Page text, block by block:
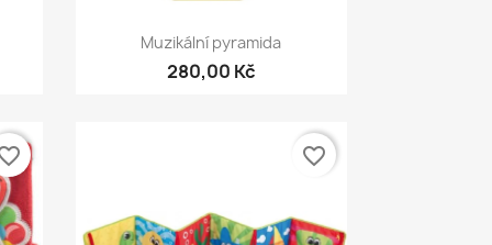
Rychlý náhled
Muzikální pyramida
280,00 Kč
favorite_border